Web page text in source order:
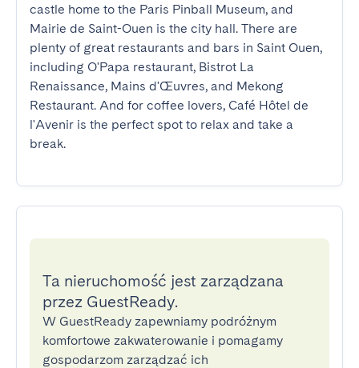
castle home to the Paris Pinball Museum, and
Mairie de Saint-Ouen is the city hall. There are
plenty of great restaurants and bars in Saint Ouen,
including O'Papa restaurant, Bistrot La
Renaissance, Mains d'Œuvres, and Mekong
Restaurant. And for coffee lovers, Café Hôtel de
l'Avenir is the perfect spot to relax and take a
break.
Ta nieruchomość jest zarządzana
przez GuestReady.
W GuestReady zapewniamy podróżnym
komfortowe zakwaterowanie i pomagamy
gospodarzom zarządzać ich